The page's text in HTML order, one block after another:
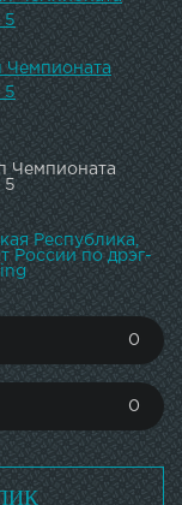
5
Чемпионата
5
Чемпионата
5
Республика
России по дрэг-
0
0